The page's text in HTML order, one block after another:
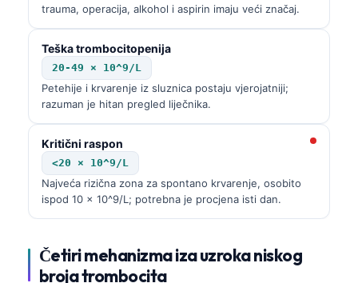
trauma, operacija, alkohol i aspirin imaju veći značaj.
Teška trombocitopenija
20-49 × 10^9/L
Petehije i krvarenje iz sluznica postaju vjerojatniji;
razuman je hitan pregled liječnika.
Kritični raspon
<20 × 10^9/L
Najveća rizična zona za spontano krvarenje, osobito
ispod 10 × 10^9/L; potrebna je procjena isti dan.
Četiri mehanizma iza uzroka niskog
broja trombocita